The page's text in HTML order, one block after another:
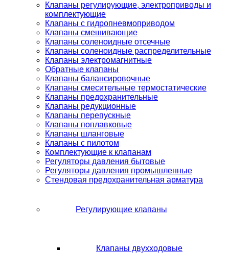
Клапаны регулирующие, электроприводы и
комплектующие
Клапаны с гидропневмоприводом
Клапаны смешивающие
Клапаны соленоидные отсечные
Клапаны соленоидные распределительные
Клапаны электромагнитные
Обратные клапаны
Клапаны балансировочные
Клапаны смесительные термостатические
Клапаны предохранительные
Клапаны редукционные
Клапаны перепускные
Клапаны поплавковые
Клапаны шланговые
Клапаны с пилотом
Комплектующие к клапанам
Регуляторы давления бытовые
Регуляторы давления промышленные
Стендовая предохранительная арматура
Регулирующие клапаны
Клапаны двухходовые